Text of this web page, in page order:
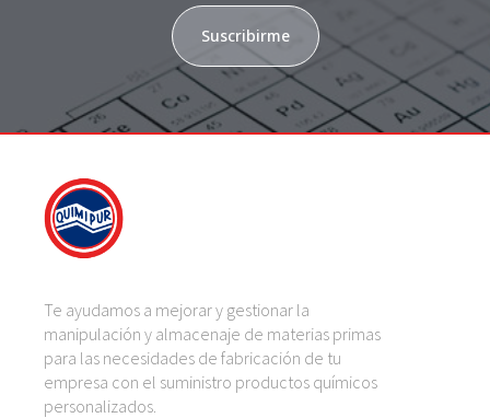
Suscribirme
Te ayudamos a mejorar y gestionar la
manipulación y almacenaje de materias primas
para las necesidades de fabricación de tu
empresa con el suministro productos químicos
personalizados.